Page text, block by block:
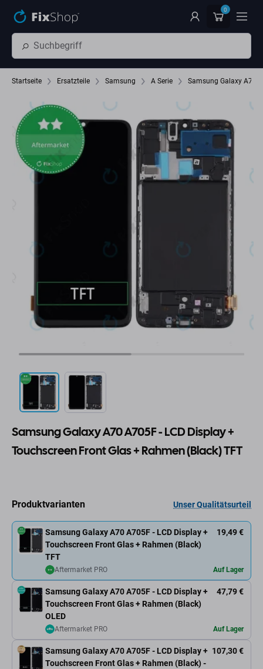
0
Startseite Ersatzteile Samsung A Serie Samsung Galaxy A70
Samsung Galaxy A70 A705F - LCD Display +
Touchscreen Front Glas + Rahmen (Black) TFT
Produktvarianten Unser Qualitätsurteil
Samsung Galaxy A70 A705F - LCD Display +
Touchscreen Front Glas + Rahmen (Black)
TFT
19,49 €
Aftermarket PRO Auf Lager
Samsung Galaxy A70 A705F - LCD Display +
Touchscreen Front Glas + Rahmen (Black)
OLED
47,79 €
Aftermarket PRO Auf Lager
Samsung Galaxy A70 A705F - LCD Display +
Touchscreen Front Glas + Rahmen (Black) -
107,30 €